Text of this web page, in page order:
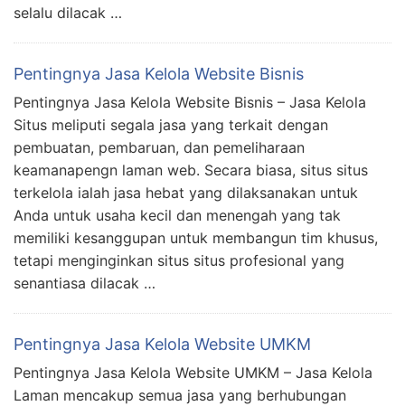
selalu dilacak …
Pentingnya Jasa Kelola Website Bisnis
Pentingnya Jasa Kelola Website Bisnis – Jasa Kelola
Situs meliputi segala jasa yang terkait dengan
pembuatan, pembaruan, dan pemeliharaan
keamanapengn laman web. Secara biasa, situs situs
terkelola ialah jasa hebat yang dilaksanakan untuk
Anda untuk usaha kecil dan menengah yang tak
memiliki kesanggupan untuk membangun tim khusus,
tetapi menginginkan situs situs profesional yang
senantiasa dilacak …
Pentingnya Jasa Kelola Website UMKM
Pentingnya Jasa Kelola Website UMKM – Jasa Kelola
Laman mencakup semua jasa yang berhubungan